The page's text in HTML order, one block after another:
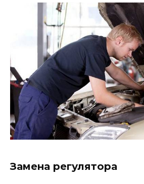
Замена регулятора